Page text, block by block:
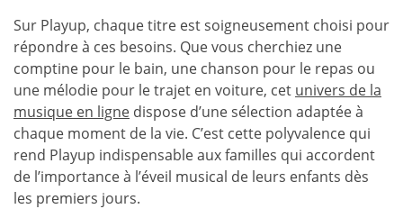
Sur Playup, chaque titre est soigneusement choisi pour
répondre à ces besoins. Que vous cherchiez une
comptine pour le bain, une chanson pour le repas ou
une mélodie pour le trajet en voiture, cet univers de la
musique en ligne dispose d’une sélection adaptée à
chaque moment de la vie. C’est cette polyvalence qui
rend Playup indispensable aux familles qui accordent
de l’importance à l’éveil musical de leurs enfants dès
les premiers jours.